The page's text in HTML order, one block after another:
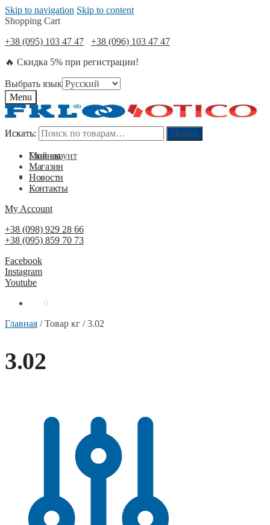
Skip to navigation Skip to content
Shopping Cart
+38 (095) 103 47 47
+38 (096) 103 47 47
🔥 Скидка 5% при регистрации!
Выбрать язык
Menu
Искать: Поиск
Мой акаунт
0₴ 0
Искать: Поиск
Главная
Магазин
Новости
Контакты
My Account
+38 (098) 929 28 66
+38 (095) 859 70 73
Facebook
Instagram
Youtube
0
Главная /Товар кг /3.02
3.02